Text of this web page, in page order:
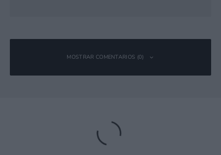
MOSTRAR COMENTARIOS (0)
Tu dirección de correo electrónico no será publicada.
obligatorios están marcados con*